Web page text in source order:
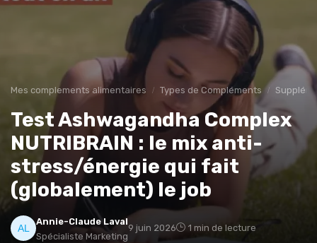
Mes complements alimentaires Types de Compléments
Test Ashwagandha Complex
NUTRIBRAIN : le mix anti-
stress/énergie qui fait
(globalement) le job
Annie-Claude Laval
Spécialiste Marketing
9 juin 2026 1 min de lecture